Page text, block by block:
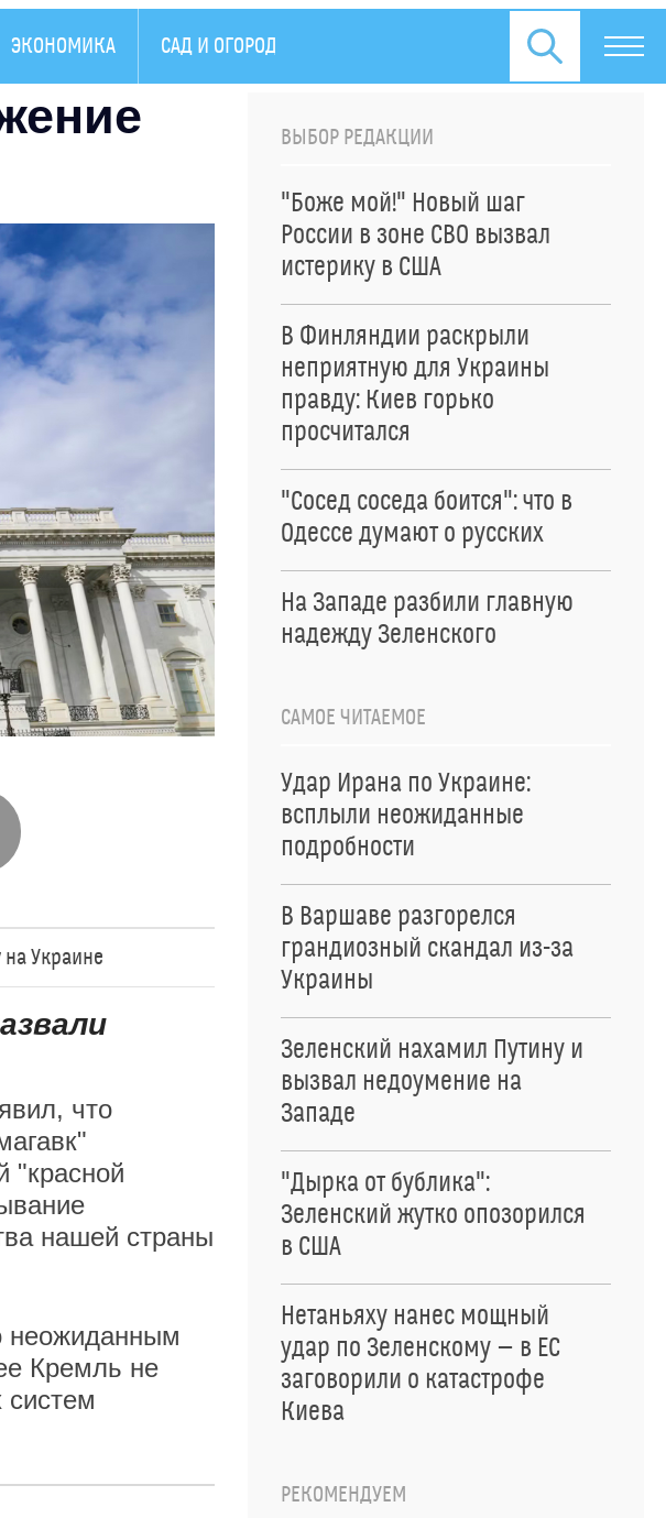
ЭКОНОМИКА САД И ОГОРОД СПЕЦОПЕРАЦИЯ НА УКРАИНЕ
Украине
что
"красной
нашей страны
неожиданным
Кремль не
систем
ВЫБОР РЕДАКЦИИ
"Боже мой!" Новый шаг
России в зоне СВО вызвал
истерику в США
В Финляндии раскрыли
неприятную для Украины
правду: Киев горько
просчитался
"Сосед соседа боится": что в
Одессе думают о русских
На Западе разбили главную
надежду Зеленского
САМОЕ ЧИТАЕМОЕ
Удар Ирана по Украине:
всплыли неожиданные
подробности
В Варшаве разгорелся
грандиозный скандал из-за
Украины
Зеленский нахамил Путину и
вызвал недоумение на
Западе
"Дырка от бублика":
Зеленский жутко опозорился
в США
Нетаньяху нанес мощный
удар по Зеленскому — в ЕС
заговорили о катастрофе
Киева
РЕКОМЕНДУЕМ